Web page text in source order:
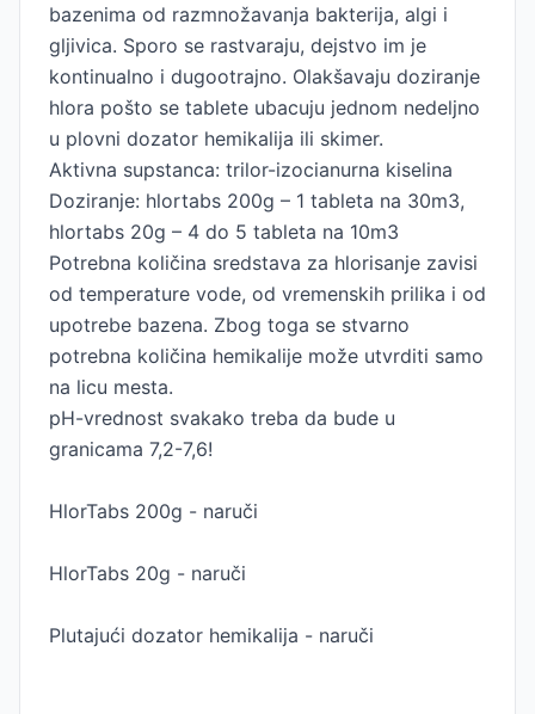
bazenima od razmnožavanja bakterija, algi i
gljivica. Sporo se rastvaraju, dejstvo im je
kontinualno i dugootrajno. Olakšavaju doziranje
hlora pošto se tablete ubacuju jednom nedeljno
u plovni dozator hemikalija ili skimer.
Aktivna supstanca: trilor-izocianurna kiselina
Doziranje: hlortabs 200g – 1 tableta na 30m3,
hlortabs 20g – 4 do 5 tableta na 10m3
Potrebna količina sredstava za hlorisanje zavisi
od temperature vode, od vremenskih prilika i od
upotrebe bazena. Zbog toga se stvarno
potrebna količina hemikalije može utvrditi samo
na licu mesta.
pH-vrednost svakako treba da bude u
granicama 7,2-7,6!
HlorTabs 200g - naruči
HlorTabs 20g - naruči
Plutajući dozator hemikalija - naruči